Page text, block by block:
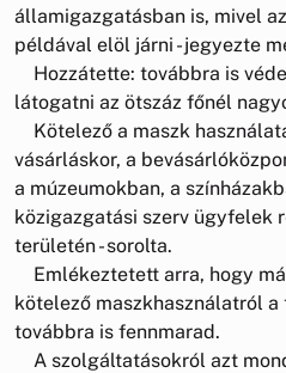
államigazgatásban is, mivel
példával elöl járni - jegyezte
Hozzátette: továbbra is
látogatni az ötszáz főnél
Kötelező a maszk
vásárláskor, a
a múzeumokban, a
közigazgatási szerv ügyfelek
területén - sorolta.
Emlékeztetett arra, hogy
kötelező maszkhasználatról
továbbra is fennmarad.
A szolgáltatásokról azt